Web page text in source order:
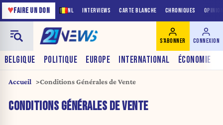
NL INTERVIEWS CARTE BLANCHE CHRONIQUES
♥FAIRE UN DON
BELGIQUE POLITIQUE EUROPE INTERNATIONAL ÉCONOMIE
S'ABONNER CONNEXION
Accueil Conditions Générales de Vente
CONDITIONS GÉNÉRALES DE VENTE